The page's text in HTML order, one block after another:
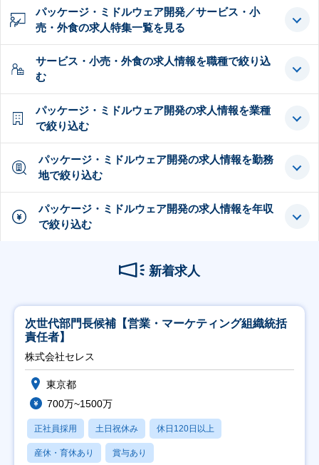
パッケージ・ミドルウェア開発／サービス・小
売・外食の求人特集一覧を見る
サービス・小売・外食の求人情報を職種で絞り込
む
パッケージ・ミドルウェア開発の求人情報を業種
で絞り込む
パッケージ・ミドルウェア開発の求人情報を勤務
地で絞り込む
パッケージ・ミドルウェア開発の求人情報を年収
で絞り込む
新着求人
次世代部門長候補【営業・マーケティング組織統括
責任者】
株式会社セレス
東京都
700万~1500万
正社員採用 土日祝休み 休日120日以上
産休・育休あり 賞与あり